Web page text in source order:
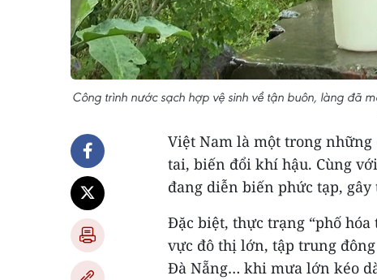
Công trình nước sạch hợp vệ sinh về tận buôn, làng đã
Việt Nam là một trong
tai, biến đổi khí hậu. Cùng
đang diễn biến phức tạp,
Đặc biệt, thực trạng “phố
vực đô thị lớn, tập trung
Đà Nẵng… khi mưa lớn kéo